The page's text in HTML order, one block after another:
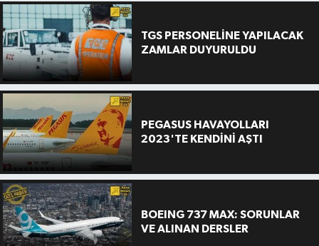
TGS PERSONELİNE YAPILACAK
ZAMLAR DUYURULDU
PEGASUS HAVAYOLLARI
2023'TE KENDİNİ AŞTI
BOEING 737 MAX: SORUNLAR
VE ALINAN DERSLER